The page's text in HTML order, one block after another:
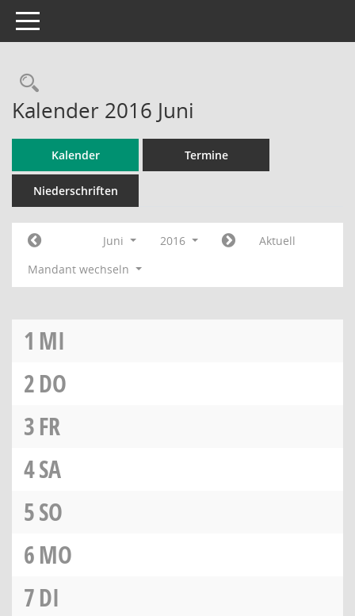
Toggle navigation
Rechercheauswahl
Kalender 2016 Juni
Kalender Termine
Niederschriften
Juni 2016
Aktuell
Mandant wechseln
1 MI
2DO
3FR
4SA
5SO
6MO
7DI